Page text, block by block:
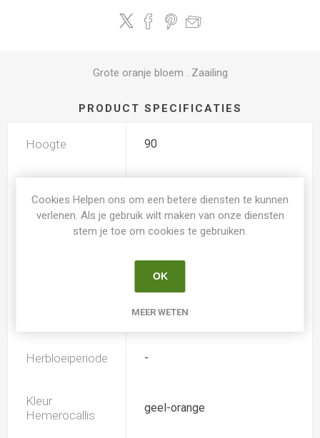
Grote oranje bloem . Zaailing
PRODUCT SPECIFICATIES
Hoogte 90
Dubbele bloem Nee
15.0
-
Herbloeiperiode -
Kleur
Hemerocallis
geel-orange
Cookies Helpen ons om een betere diensten te kunnen
verlenen. Als je gebruik wilt maken van onze diensten
stem je toe om cookies te gebruiken.
OK
MEER WETEN